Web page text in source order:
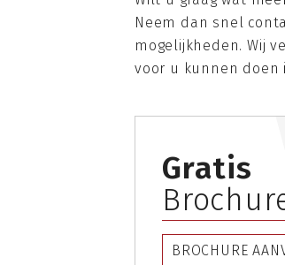
Neem dan snel
mogelijkheden. Wij
voor u kunnen doen
Gratis
BROCHURE